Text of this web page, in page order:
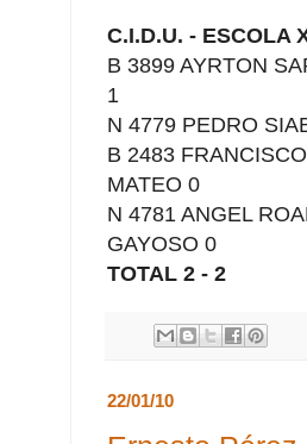
C.I.D.U. - ESCOLA
B 3899 AYRTON
1
N 4779 PEDRO
B 2483
MATEO 0
N 4781 ANGEL
GAYOSO 0
TOTAL 2 - 2
22/01/10